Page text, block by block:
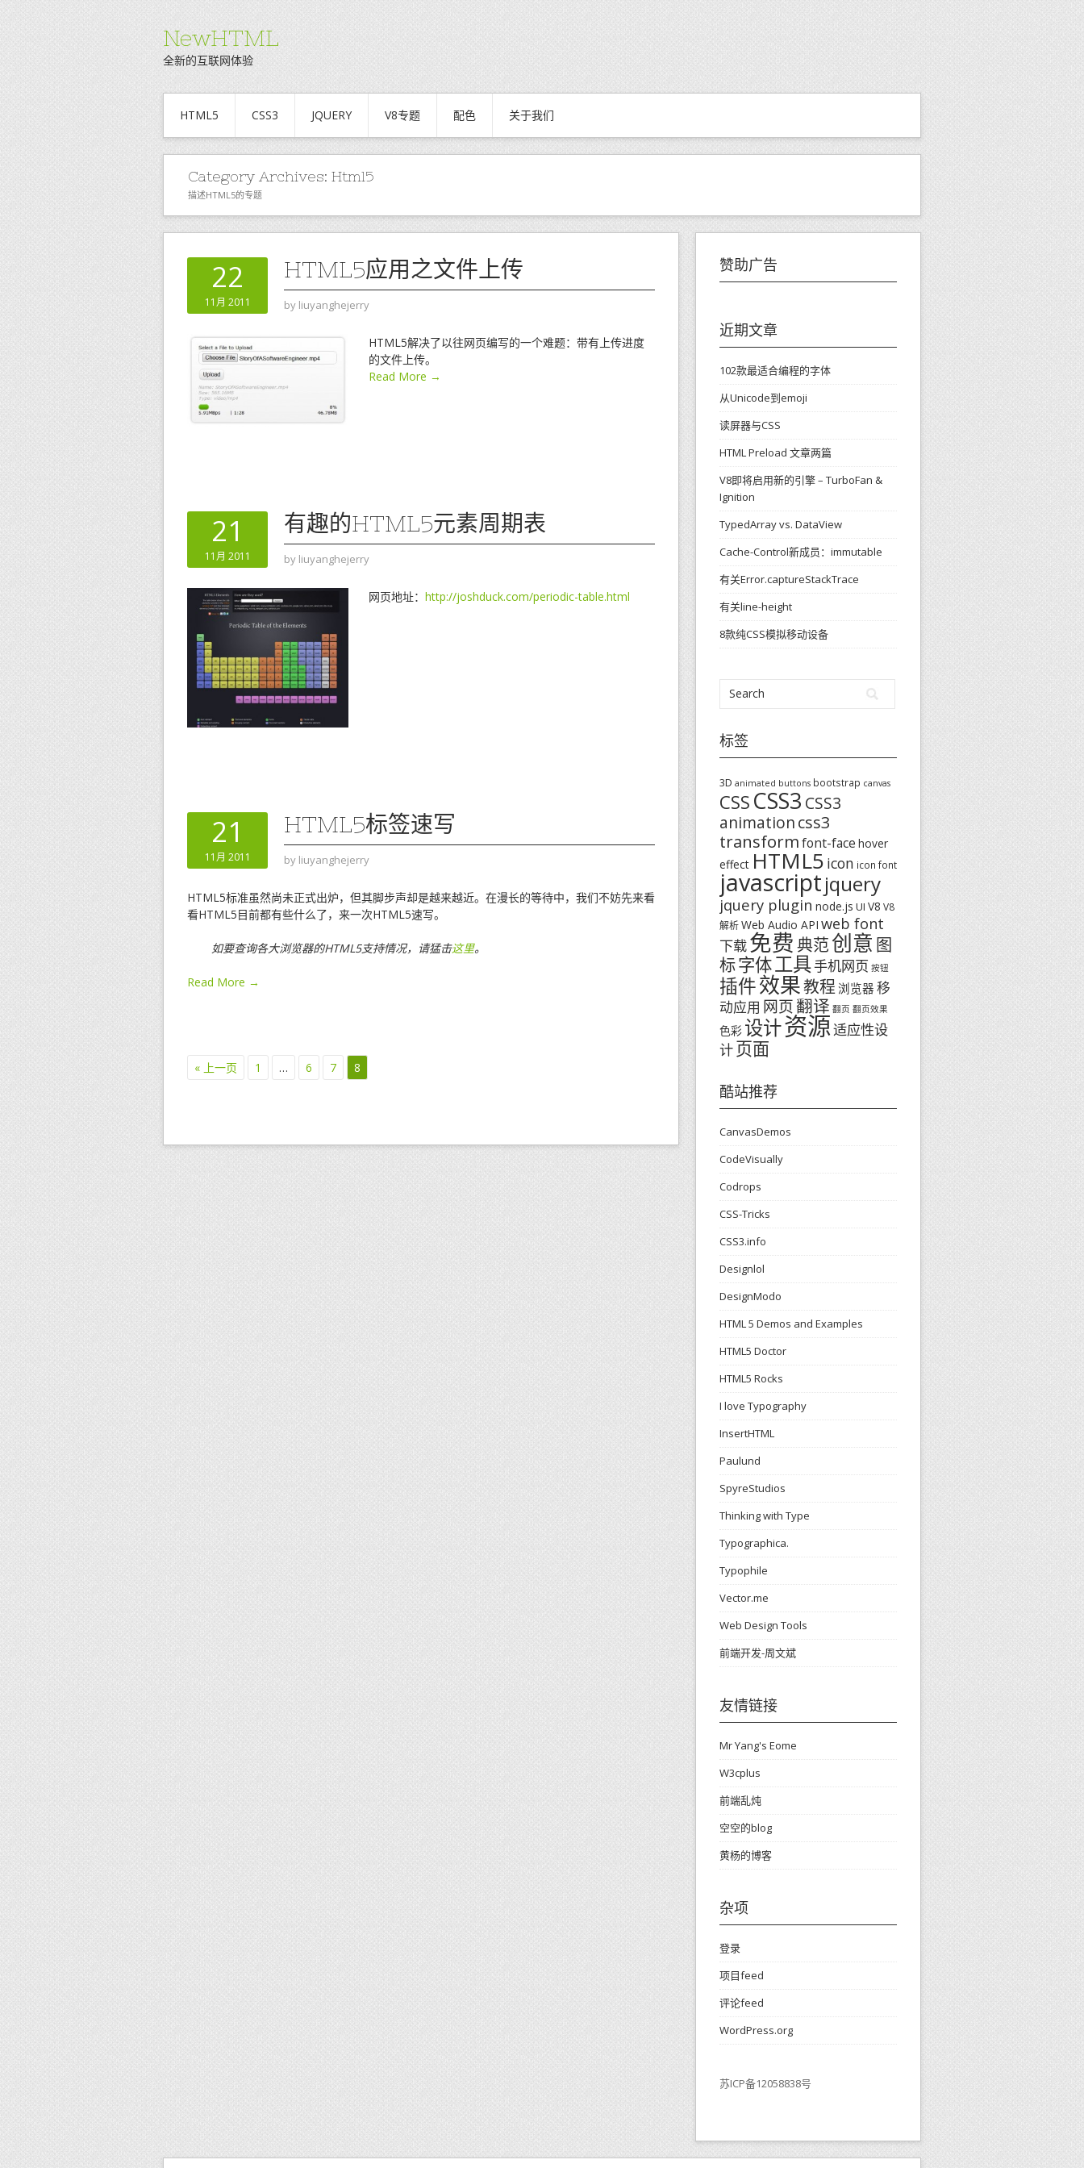
NewHTML
全新的互联网体验
HTML5 CSS3 JQUERY V8专题 配色 关于我们
Category Archives: Html5
描述HTML5的专题
22
11月 2011
HTML5应用之文件上传
by liuyanghejerry
HTML5解决了以往网页编写的一个难题：带有上传进度
的文件上传。
Read More →
21
11月 2011
有趣的HTML5元素周期表
by liuyanghejerry
网页地址： http://joshduck.com/periodic-table.html
21
11月 2011
HTML5标签速写
by liuyanghejerry
HTML5标准虽然尚未正式出炉，但其脚步声却是越来越近。在漫长的等待中，我们不妨先来看
看HTML5目前都有些什么了，来一次HTML5速写。
如要查询各大浏览器的HTML5支持情况，请猛击这里。
Read More →
« 上一页 1 … 6 7 8
赞助广告
近期文章
102款最适合编程的字体
从Unicode到emoji
读屏器与CSS
HTML Preload 文章两篇
V8即将启用新的引擎 – TurboFan &
Ignition
TypedArray vs. DataView
Cache-Control新成员：immutable
有关Error.captureStackTrace
有关line-height
8款纯CSS模拟移动设备
标签
3D animated buttons bootstrap canvas
CSS CSS3 CSS3
animationcss3
transformfont-face hover
effect HTML5 icon icon font
javascriptjquery
jquery plugin node.js UI V8 V8
解析Web Audio API web font
下载免费典范创意 图
标字体工具手机网页 按钮
插件效果教程 浏览器 移
动应用 网页 翻译 翻页 翻页效果
色彩 设计资源适应性设
计页面
酷站推荐
CanvasDemos
CodeVisually
Codrops
CSS-Tricks
CSS3.info
Designlol
DesignModo
HTML 5 Demos and Examples
HTML5 Doctor
HTML5 Rocks
I love Typography
InsertHTML
Paulund
SpyreStudios
Thinking with Type
Typographica.
Typophile
Vector.me
Web Design Tools
前端开发-周文斌
友情链接
Mr Yang's Eome
W3cplus
前端乱炖
空空的blog
黄杨的博客
杂项
登录
项目feed
评论feed
WordPress.org
苏ICP备12058838号